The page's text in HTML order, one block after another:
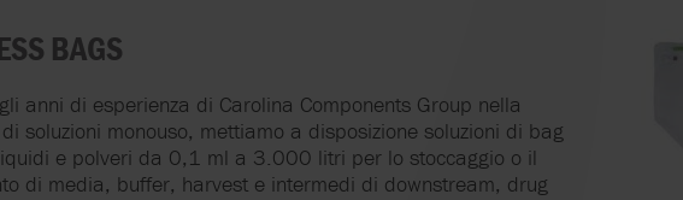
BAGS
anni di esperienza di Carolina Components Group nella
soluzioni monouso, mettiamo a disposizione soluzioni di bag
e polveri da 0,1 ml a 3.000 litri per lo stoccaggio o il
di media, buffer, harvest e intermedi di downstream, drug